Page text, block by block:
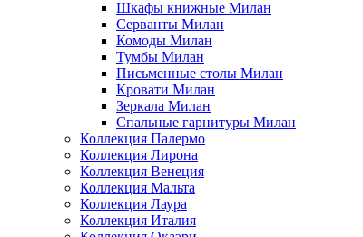
Шкафы книжные Милан
Серванты Милан
Комоды Милан
Тумбы Милан
Письменные столы Милан
Кровати Милан
Зеркала Милан
Спальные гарнитуры Милан
Коллекция Палермо
Коллекция Лирона
Коллекция Венеция
Коллекция Мальта
Коллекция Лаура
Коллекция Италия